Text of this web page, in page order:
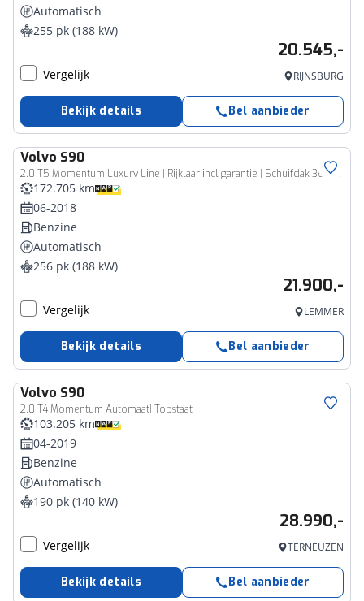
Automatisch
255 pk (188 kW)
20.545,-
Vergelijk RIJNSBURG
Bekijk details Bel aanbieder
Volvo S90
2.0 T5 Momentum Luxury Line | Rijklaar incl garantie | Schuifdak 360 camera Keyless Adaptieve cruise
172.705 km
06-2018
Benzine
Automatisch
256 pk (188 kW)
21.900,-
Vergelijk LEMMER
Bekijk details Bel aanbieder
Volvo S90
2.0 T4 Momentum Automaat| Topstaat
103.205 km
04-2019
Benzine
Automatisch
190 pk (140 kW)
28.990,-
Vergelijk TERNEUZEN
Bekijk details Bel aanbieder